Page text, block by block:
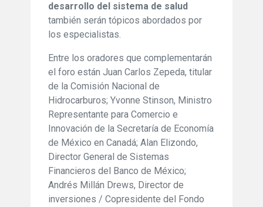
desarrollo del sistema de salud
también serán tópicos abordados por
los especialistas.
Entre los oradores que complementarán
el foro están Juan Carlos Zepeda, titular
de la Comisión Nacional de
Hidrocarburos; Yvonne Stinson, Ministro
Representante para Comercio e
Innovación de la Secretaría de Economía
de México en Canadá; Alan Elizondo,
Director General de Sistemas
Financieros del Banco de México;
Andrés Millán Drews, Director de
inversiones / Copresidente del Fondo